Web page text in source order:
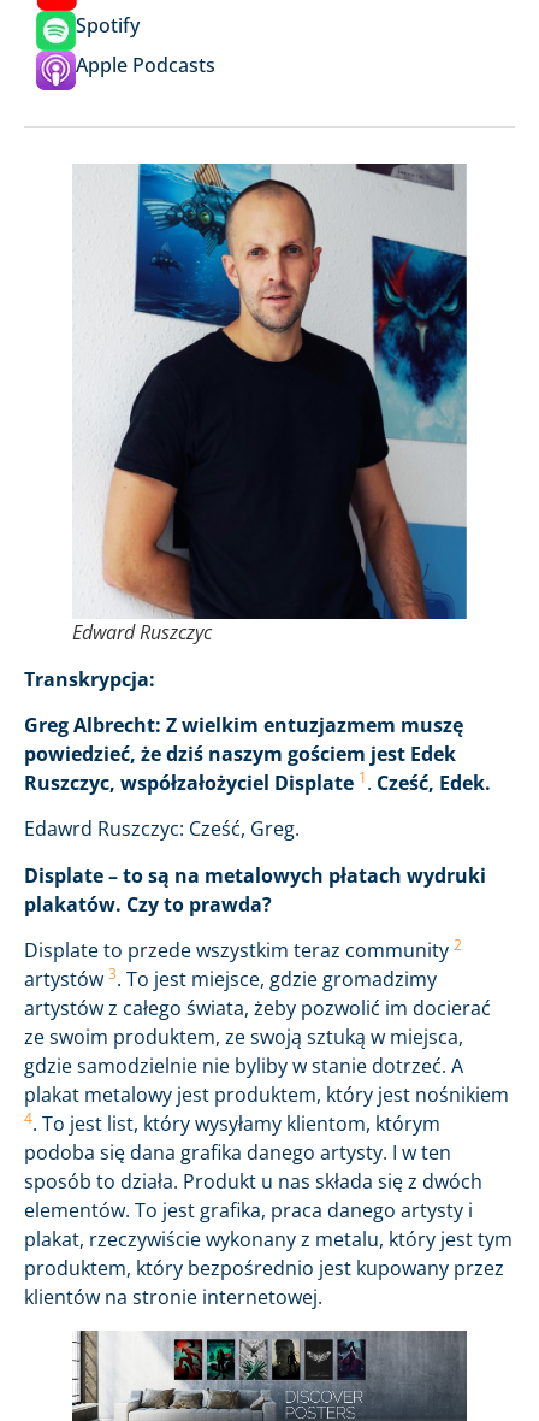
Spotify
Apple Podcasts
Edward Ruszczyc
Transkrypcja:
Greg Albrecht: Z wielkim entuzjazmem muszę
powiedzieć, że dziś naszym gościem jest Edek
Ruszczyc, współzałożyciel Displate 1. Cześć, Edek.
Edawrd Ruszczyc: Cześć, Greg.
Displate – to są na metalowych płatach wydruki
plakatów. Czy to prawda?
Displate to przede wszystkim teraz community 2
artystów 3. To jest miejsce, gdzie gromadzimy
artystów z całego świata, żeby pozwolić im docierać
ze swoim produktem, ze swoją sztuką w miejsca,
gdzie samodzielnie nie byliby w stanie dotrzeć. A
plakat metalowy jest produktem, który jest nośnikiem
4. To jest list, który wysyłamy klientom, którym
podoba się dana grafika danego artysty. I w ten
sposób to działa. Produkt u nas składa się z dwóch
elementów. To jest grafika, praca danego artysty i
plakat, rzeczywiście wykonany z metalu, który jest tym
produktem, który bezpośrednio jest kupowany przez
klientów na stronie internetowej.